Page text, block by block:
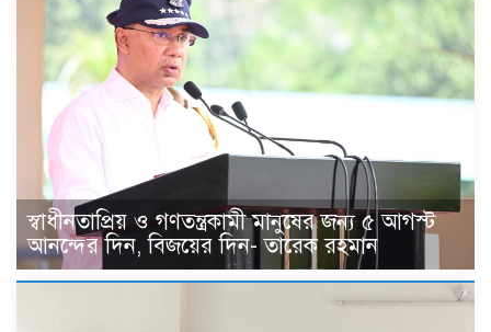
স্বাধীনতাপ্রিয় ও গণতন্ত্রকামী মানুষের জন্য ৫ আগস্ট
আনন্দের দিন, বিজয়ের দিন- তারেক রহমান